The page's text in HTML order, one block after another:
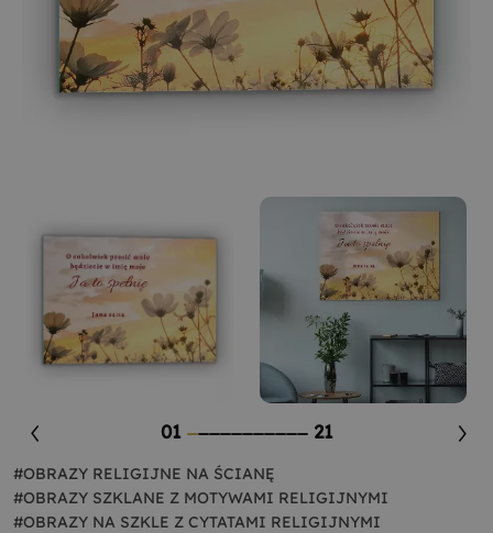
01 21
#OBRAZY RELIGIJNE NA ŚCIANĘ
#OBRAZY SZKLANE Z MOTYWAMI RELIGIJNYMI
#OBRAZY NA SZKLE Z CYTATAMI RELIGIJNYMI